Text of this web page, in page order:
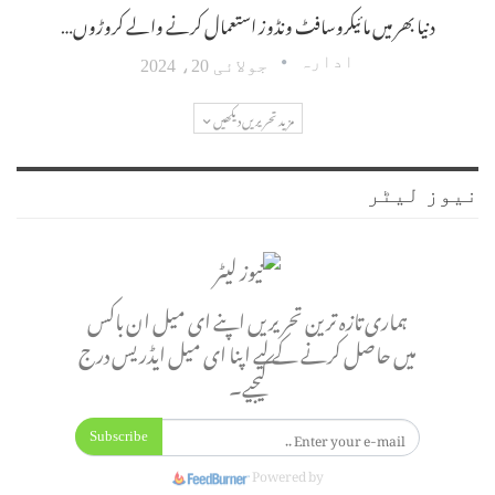
دنیا بھر میں مائیکروسافٹ ونڈوز استعمال کرنے والے کروڑوں…
ادارہ جولائی 20، 2024
مزید تحریریں دیکھیں
نیوز لیٹر
ہماری تازہ ترین تحریریں اپنے ای میل ان باکس
میں حاصل کرنے کے لیے اپنا ای میل ایڈریس درج
کیجیے۔
Subscribe
Powered by